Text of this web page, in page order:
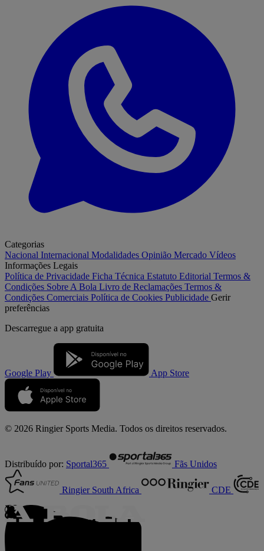
Categorias
Nacional Internacional Modalidades Opinião Mercado Vídeos
Informações Legais
Política de Privacidade Ficha Técnica Estatuto Editorial Termos &
Condições Sobre A Bola Livro de Reclamações Termos &
Condições Comerciais Política de Cookies Publicidade Gerir
preferências
Descarregue a app gratuita
Google Play App Store
© 2026 Ringier Sports Media. Todos os direitos reservados.
Distribuído por: Sportal365 Fãs Unidos
Ringier South Africa CDE